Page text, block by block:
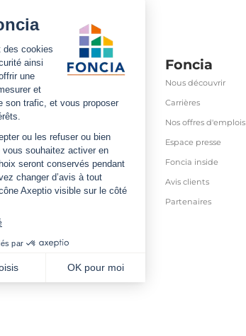
Foncia
Nous découvrir
Carrières
Nos offres d'emplois
Espace presse
Foncia inside
Avis clients
Partenaires